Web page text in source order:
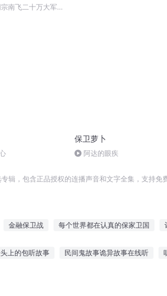
南飞二十万大军携
保卫萝卜
阿达的眼疾
辑，包含正品授权的连播声音和文字全集，支持免
金融保卫战 每个世界都在认真的保家卫国
上的包听故事 民间鬼故事诡异故事在线听